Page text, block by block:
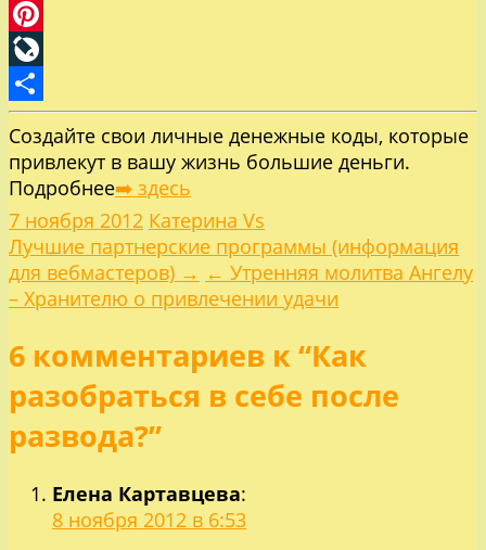
Email
Pinterest
LiveJournal
Отправить
Создайте свои личные денежные коды, которые
привлекут в вашу жизнь большие деньги.
Подробнее➡️ здесь
7 ноября 2012 Катерина Vs
Навигация
по
записям
Лучшие партнерские программы (информация
для вебмастеров) → ← Утренняя молитва Ангелу
– Хранителю о привлечении удачи
6 комментариев к “Как
разобраться в себе после
развода?”
Елена Картавцева:
8 ноября 2012 в 6:53